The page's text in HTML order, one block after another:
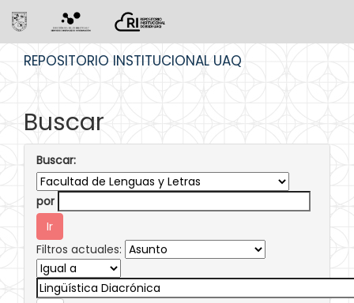
REPOSITORIO INSTITUCIONAL UAQ
Buscar
Buscar:
por
Filtros actuales: